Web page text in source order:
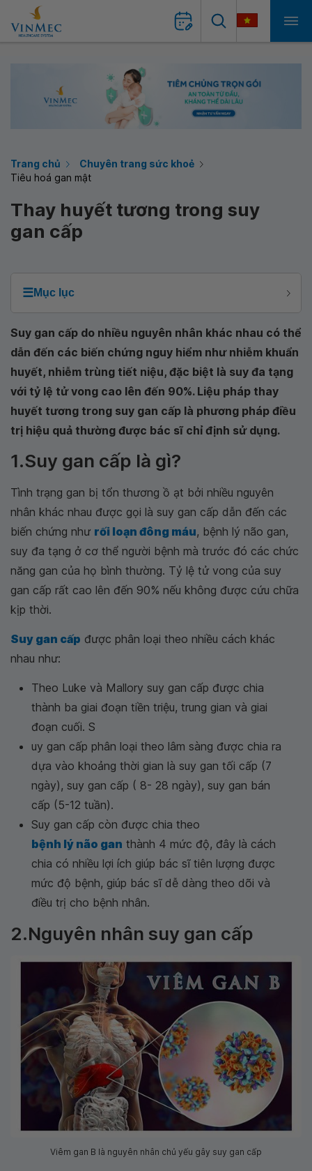
Trang chủ
Chuyên trang sức khoẻ
Tiêu hoá gan mật
Thay huyết tương trong suy
gan cấp
☰Mục lục
Suy gan cấp do nhiều nguyên nhân khác nhau có thể
dẫn đến các biến chứng nguy hiểm như nhiễm khuẩn
huyết, nhiễm trùng tiết niệu, đặc biệt là suy đa tạng
với tỷ lệ tử vong cao lên đến 90%. Liệu pháp thay
huyết tương trong suy gan cấp là phương pháp điều
trị hiệu quả thường được bác sĩ chỉ định sử dụng.
1.Suy gan cấp là gì?
Tình trạng gan bị tổn thương ồ ạt bởi nhiều nguyên
nhân khác nhau được gọi là suy gan cấp dẫn đến các
biến chứng như rối loạn đông máu, bệnh lý não gan,
suy đa tạng ở cơ thể người bệnh mà trước đó các chức
năng gan của họ bình thường. Tỷ lệ tử vong của suy
gan cấp rất cao lên đến 90% nếu không được cứu chữa
kịp thời.
Suy gan cấp được phân loại theo nhiều cách khác
nhau như:
Theo Luke và Mallory suy gan cấp được chia
thành ba giai đoạn tiền triệu, trung gian và giai
đoạn cuối. S
uy gan cấp phân loại theo lâm sàng được chia ra
dựa vào khoảng thời gian là suy gan tối cấp (7
ngày), suy gan cấp ( 8- 28 ngày), suy gan bán
cấp (5-12 tuần).
Suy gan cấp còn được chia theo
bệnh lý não gan thành 4 mức độ, đây là cách
chia có nhiều lợi ích giúp bác sĩ tiên lượng được
mức độ bệnh, giúp bác sĩ dễ dàng theo dõi và
điều trị cho bệnh nhân.
2.Nguyên nhân suy gan cấp
Viêm gan B là nguyên nhân chủ yếu gây suy gan cấp